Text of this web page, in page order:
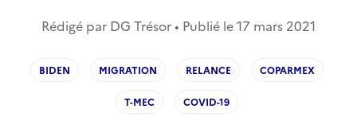
Rédigé par DG Trésor • Publié le17 mars 2021
BIDEN MIGRATION RELANCE COPARMEX
T-MEC COVID-19